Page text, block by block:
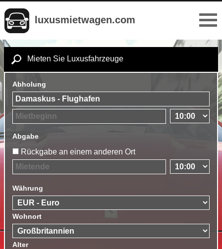
luxusmietwagen.com
Mieten Sie Luxusfahrzeuge
Abholung
Abgabe
Rückgabe an einem anderen Ort
Währung
Wohnort
Alter